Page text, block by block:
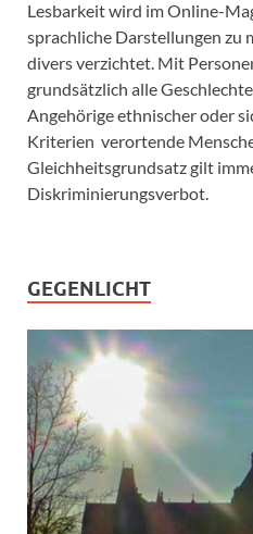
Lesbarkeit wird im Online-
sprachliche Darstellungen zu
divers verzichtet. Mit
grundsätzlich alle
Angehörige ethnischer oder
Kriterien verortende
Gleichheitsgrundsatz gilt
Diskriminierungsverbot.
GEGENLICHT